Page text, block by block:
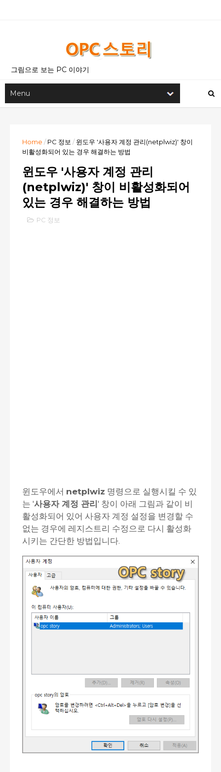
그림으로 보는 PC 이야기
Home / PC 정보 / 윈도우 '사용자 계정 관리(netplwiz)' 창이
비활성화되어 있는 경우 해결하는 방법
윈도우 '사용자 계정 관리
(netplwiz)' 창이 비활성화되어
있는 경우 해결하는 방법
PC 정보
윈도우에서 netplwiz 명령으로 실행시킬 수 있
는 '사용자 계정 관리 ' 창이 아래 그림과 같이 비
활성화되어 있어 사용자 계정 설정을 변경할 수
없는 경우에 레지스트리 수정으로 다시 활성화
시키는 간단한 방법입니다.